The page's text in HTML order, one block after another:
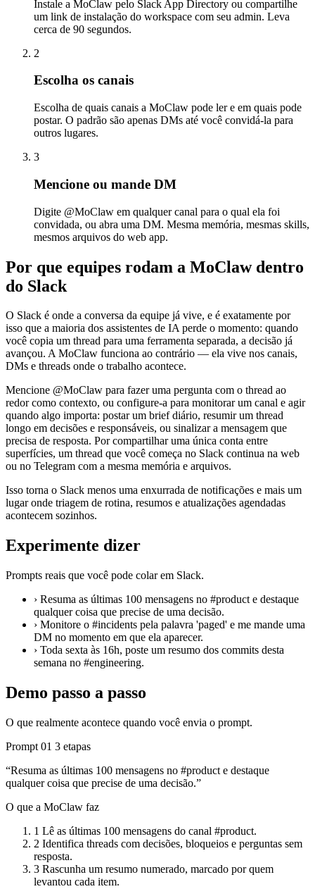
Instale a MoClaw pelo Slack App Directory ou compartilhe
um link de instalação do workspace com seu admin. Leva
cerca de 90 segundos.
2
Escolha os canais
Escolha de quais canais a MoClaw pode ler e em quais pode
postar. O padrão são apenas DMs até você convidá-la para
outros lugares.
3
Mencione ou mande DM
Digite @MoClaw em qualquer canal para o qual ela foi
convidada, ou abra uma DM. Mesma memória, mesmas skills,
mesmos arquivos do web app.
Por que equipes rodam a MoClaw dentro
do Slack
O Slack é onde a conversa da equipe já vive, e é exatamente por
isso que a maioria dos assistentes de IA perde o momento: quando
você copia um thread para uma ferramenta separada, a decisão já
avançou. A MoClaw funciona ao contrário — ela vive nos canais,
DMs e threads onde o trabalho acontece.
Mencione @MoClaw para fazer uma pergunta com o thread ao
redor como contexto, ou configure-a para monitorar um canal e agir
quando algo importa: postar um brief diário, resumir um thread
longo em decisões e responsáveis, ou sinalizar a mensagem que
precisa de resposta. Por compartilhar uma única conta entre
superfícies, um thread que você começa no Slack continua na web
ou no Telegram com a mesma memória e arquivos.
Isso torna o Slack menos uma enxurrada de notificações e mais um
lugar onde triagem de rotina, resumos e atualizações agendadas
acontecem sozinhos.
Experimente dizer
Prompts reais que você pode colar em Slack.
› Resuma as últimas 100 mensagens no #product e destaque
qualquer coisa que precise de uma decisão.
› Monitore o #incidents pela palavra 'paged' e me mande uma
DM no momento em que ela aparecer.
› Toda sexta às 16h, poste um resumo dos commits desta
semana no #engineering.
Demo passo a passo
O que realmente acontece quando você envia o prompt.
Prompt 01 3 etapas
“Resuma as últimas 100 mensagens no #product e destaque
qualquer coisa que precise de uma decisão.”
O que a MoClaw faz
1 Lê as últimas 100 mensagens do canal #product.
2 Identifica threads com decisões, bloqueios e perguntas sem
resposta.
3 Rascunha um resumo numerado, marcado por quem
levantou cada item.